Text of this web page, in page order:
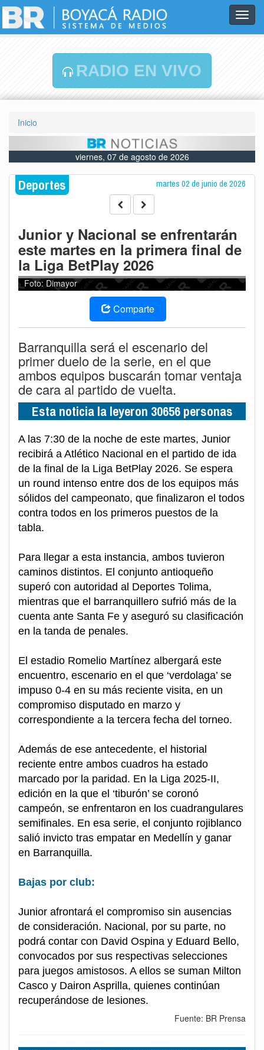
RADIO EN VIVO
Inicio
viernes, 07 de agosto de 2026
Deportes martes 02 de junio de 2026
Junior y Nacional se enfrentarán
este martes en la primera final de
la Liga BetPlay 2026
Foto: Dimayor
Comparte
Barranquilla será el escenario del
primer duelo de la serie, en el que
ambos equipos buscarán tomar ventaja
de cara al partido de vuelta.
Esta noticia la leyeron 30656 personas
A las 7:30 de la noche de este martes, Junior
recibirá a Atlético Nacional en el partido de ida
de la final de la Liga BetPlay 2026. Se espera
un round intenso entre dos de los equipos más
sólidos del campeonato, que finalizaron el todos
contra todos en los primeros puestos de la
tabla.
Para llegar a esta instancia, ambos tuvieron
caminos distintos. El conjunto antioqueño
superó con autoridad al Deportes Tolima,
mientras que el barranquillero sufrió más de la
cuenta ante Santa Fe y aseguró su clasificación
en la tanda de penales.
El estadio Romelio Martínez albergará este
encuentro, escenario en el que ‘verdolaga’ se
impuso 0-4 en su más reciente visita, en un
compromiso disputado en marzo y
correspondiente a la tercera fecha del torneo.
Además de ese antecedente, el historial
reciente entre ambos cuadros ha estado
marcado por la paridad. En la Liga 2025-II,
edición en la que el ‘tiburón’ se coronó
campeón, se enfrentaron en los cuadrangulares
semifinales. En esa serie, el conjunto rojiblanco
salió invicto tras empatar en Medellín y ganar
en Barranquilla.
Bajas por club:
Junior afrontará el compromiso sin ausencias
de consideración. Nacional, por su parte, no
podrá contar con David Ospina y Eduard Bello,
convocados por sus respectivas selecciones
para juegos amistosos. A ellos se suman Milton
Casco y Dairon Asprilla, quienes continúan
recuperándose de lesiones.
Fuente: BR Prensa